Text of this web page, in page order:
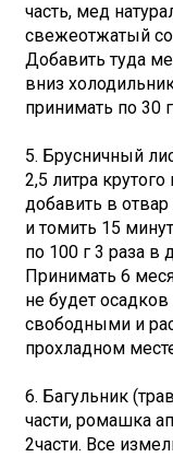
часть, мед
свежеотжатый
Добавить туда
вниз
принимать по 30
5. Брусничный
2,5 литра
добавить в
и томить 15
по 100 г 3 раза в
Принимать 6
не будет
свободными и
прохладном
6. Багульник
части, ромашка
2части. Все